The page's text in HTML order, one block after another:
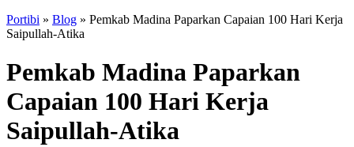
Portibi » Blog » Pemkab Madina Paparkan Capaian 100 Hari Kerja
Saipullah-Atika
Pemkab Madina Paparkan
Capaian 100 Hari Kerja
Saipullah-Atika